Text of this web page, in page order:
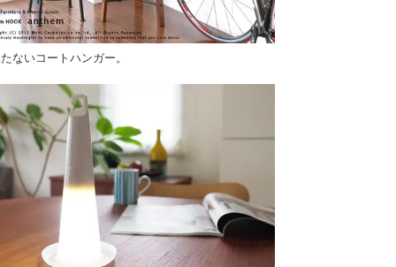
ないコートハンガー。